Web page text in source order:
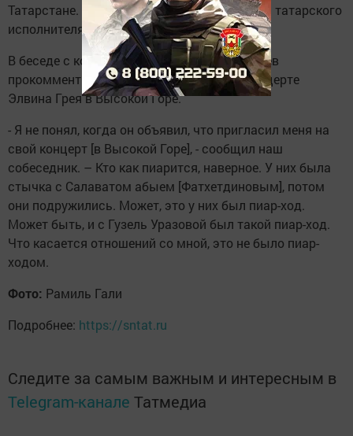
Татарстане. Однако сенсации не случилось: татарского
исполнителя там не оказалось.
В беседе с корреспондентом «СНЕГа» Тямаев
прокомментировал свое отсутствие на концерте
Элвина Грея в Высокой Горе.
- Я не понял, когда он объявил, что пригласил меня на
свой концерт [в Высокой Горе], - сообщил наш
собеседник. – Кто как пиарится, наверное. У них была
стычка с Салаватом абыем [Фатхетдиновым], потом
они подружились. Может, это у них был пиар-ход.
Может быть, и с Гузель Уразовой был такой пиар-ход.
Что касается отношений со мной, это не было пиар-
ходом.
Фото: Рамиль Гали
Подробнее: https://sntat.ru
Следите за самым важным и интересным в
Telegram-канале Татмедиа